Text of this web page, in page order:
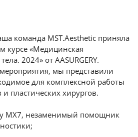
команда MST.Aesthetic приняла
курсе «Медицинская
2024» от AASURGERY.
мы представили
для комплексной работы
пластических хирургов.
MX7, незаменимый помощник